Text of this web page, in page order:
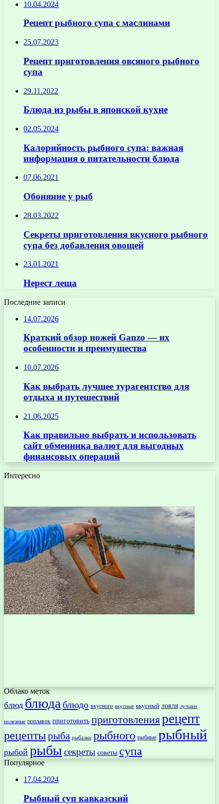
10.04.2024
Рецепт рыбного супа с маслинами
25.07.2023
Рецепт приготовления овсяного рыбного
супа
29.11.2022
Блюда из рыбы в японской кухне
02.05.2024
Калорийность рыбного супа: важная
информация о питательности блюда
07.06.2021
Обоняние у рыб
28.03.2022
Секреты приготовления вкусного рыбного
супа без добавления овощей
23.01.2021
Нерест леща
Последние записи
14.07.2026
Краткий обзор ножей Ganzo — их
особенности и преимущества
10.07.2026
Как выбрать лучшее турагентство для
отдыха и путешествий
21.06.2025
Как правильно выбрать и использовать
сайт обменника валют для выгодных
финансовых операций
Интересно
Облако меток
блюд блюда блюдо вкусного вкусные вкусный ловля лучшие
полезные поплавок приготовить приготовлениярецепт
рецептырыба рыбалки рыбного рыбные рыбный
рыбой рыбысекреты советы супа
Популярное
17.04.2024
Рыбный суп кавказский